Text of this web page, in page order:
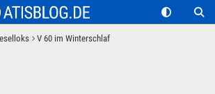
V 60 im Winterschlaf